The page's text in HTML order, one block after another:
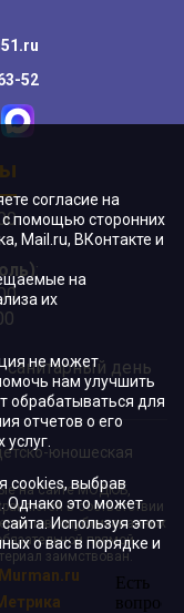
52
:
день
юношеская
на сайте МОДЮБ,
в соответствии
опубликованных
прямой
заимствован.
Murman.ru
согласие на
помощью сторонних
Mail.ru, ВКонтакте и
на
их
не может
нам улучшить
обрабатываться для
отчетов о его
cookies, выбрав
Однако это может
Используя этот
о вас в порядке и